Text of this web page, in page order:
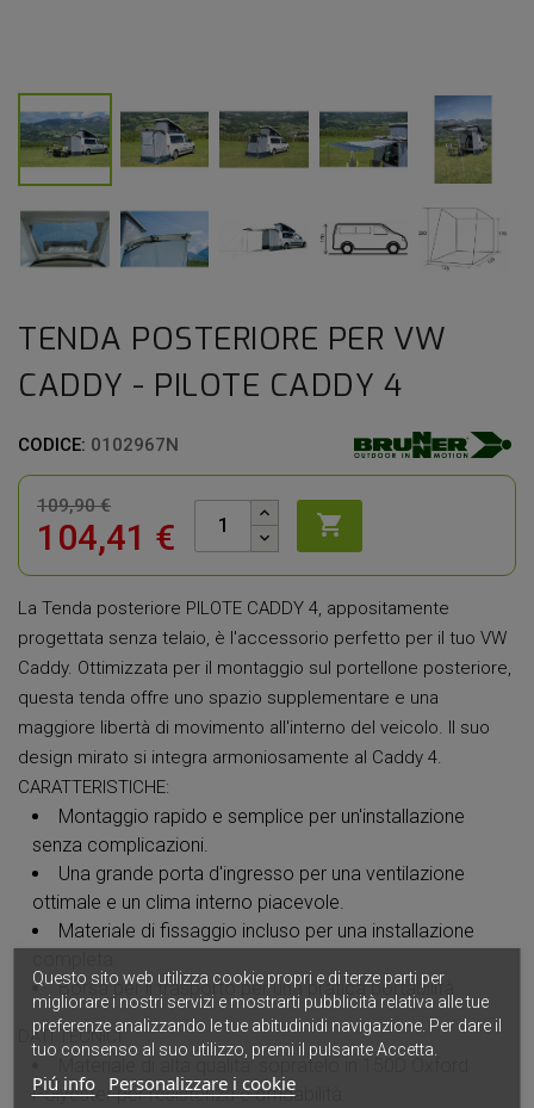
TENDA POSTERIORE PER VW
CADDY - PILOTE CADDY 4
CODICE: 0102967N
109,90 €
104,41 € 
La Tenda posteriore PILOTE CADDY 4, appositamente
progettata senza telaio, è l'accessorio perfetto per il tuo VW
Caddy. Ottimizzata per il montaggio sul portellone posteriore,
questa tenda offre uno spazio supplementare e una
maggiore libertà di movimento all'interno del veicolo. Il suo
design mirato si integra armoniosamente al Caddy 4.
CARATTERISTICHE:
Montaggio rapido e semplice per un'installazione
senza complicazioni.
Una grande porta d'ingresso per una ventilazione
ottimale e un clima interno piacevole.
Materiale di fissaggio incluso per una installazione
Borsa per il trasporto per una pratica portabilità.
DATI TECNICI:
Materiale di alta qualità: sopratelo in 150D Oxford
Polyester per resistenza e affidabilità.
Questo sito web utilizza cookie propri e di terze parti per
migliorare i nostri servizi e mostrarti pubblicità relativa alle tue
preferenze analizzando le tue abitudinidi navigazione. Per dare il
tuo consenso al suo utilizzo, premi il pulsante Accetta.
Piú info Personalizzare i cookie